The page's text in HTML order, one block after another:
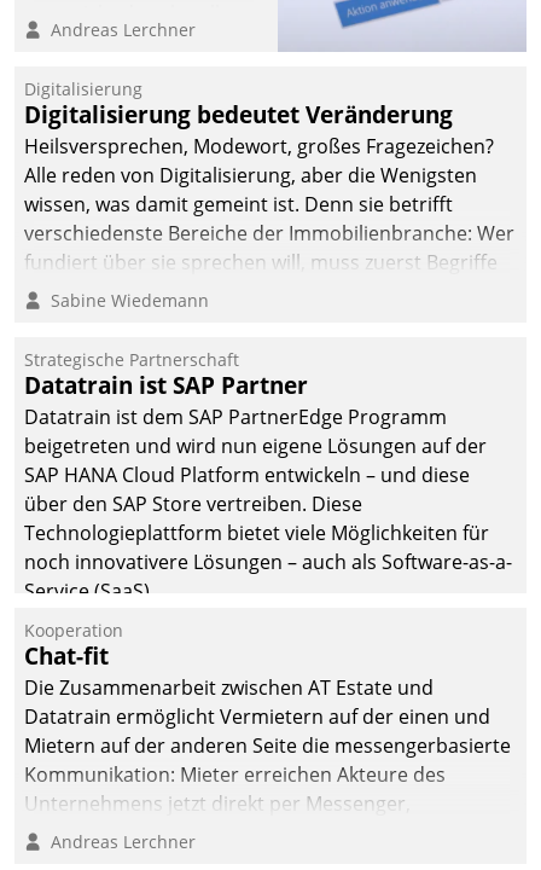
Cockpit für mobile
Datatrain. Die meravis
Wohnungsbau- und
Immobilien GmbH hat
sich dabei für den Betrieb
der Lösung über die SAP
Cloud Platform
entschieden - als erstes
Unternehmen am
Andreas Lerchner
Digitalisierung
Digitalisierung bedeutet Veränderung
Heilsversprechen, Modewort, großes Fragezeichen?
Alle reden von Digitalisierung, aber die Wenigsten
wissen, was damit gemeint ist. Denn sie betrifft
verschiedenste Bereiche der Immobilienbranche: Wer
fundiert über sie sprechen will, muss zuerst Begriffe
klären. Ein Aspekt ist die betriebliche Optimierung:
Einsparungen durch optimierte und automatisierte
Prozesse. Doch man darf nicht zu viel erwarten: Allein
mit der Einführung einer neuen Software ist es nicht
getan. Die Digitalisierung erfordert von Unternehmen
die Bereitschaft, sich zu überprüfen, zu hinterfragen
und zu verändern.
Sabine Wiedemann
Strategische Partnerschaft
Datatrain ist SAP Partner
Datatrain ist dem SAP PartnerEdge Programm
beigetreten und wird nun eigene Lösungen auf der
SAP HANA Cloud Platform entwickeln – und diese
über den SAP Store vertreiben. Diese
Technologieplattform bietet viele Möglichkeiten für
noch innovativere Lösungen – auch als Software-as-a-
Service (SaaS).
Kooperation
Chat-fit
Die Zusammenarbeit zwischen AT Estate und
Datatrain ermöglicht Vermietern auf der einen und
Mietern auf der anderen Seite die messengerbasierte
Kommunikation: Mieter erreichen Akteure des
Unternehmens jetzt direkt per Messenger,
Mitarbeiter oder Dienstleister empfangen oder
Andreas Lerchner